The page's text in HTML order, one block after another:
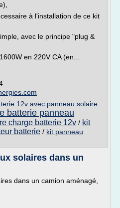
à l'installation de ce kit
avec le principe "plug &
en 220V CA (en...
12v avec panneau solaire
batterie panneau
charge batterie 12v / kit
batterie / kit panneau
solaires dans un
dans un camion aménagé,